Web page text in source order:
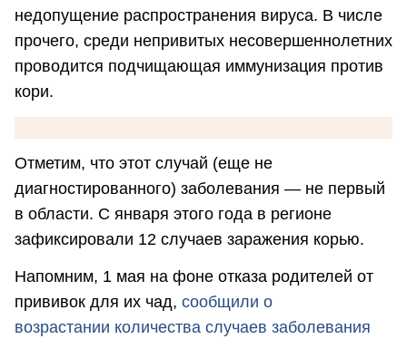
недопущение распространения вируса. В числе
прочего, среди непривитых несовершеннолетних
проводится подчищающая иммунизация против
кори.
Отметим, что этот случай (еще не
диагностированного) заболевания — не первый
в области. С января этого года в регионе
зафиксировали 12 случаев заражения корью.
Напомним, 1 мая на фоне отказа родителей от
прививок для их чад, сообщили о
возрастании количества случаев заболевания